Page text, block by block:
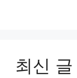
최신 글